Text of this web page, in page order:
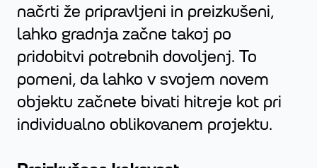
načrti že pripravljeni in preizkušeni,
lahko gradnja začne takoj po
pridobitvi potrebnih dovoljenj. To
pomeni, da lahko v svojem novem
objektu začnete bivati hitreje kot pri
individualno oblikovanem projektu.